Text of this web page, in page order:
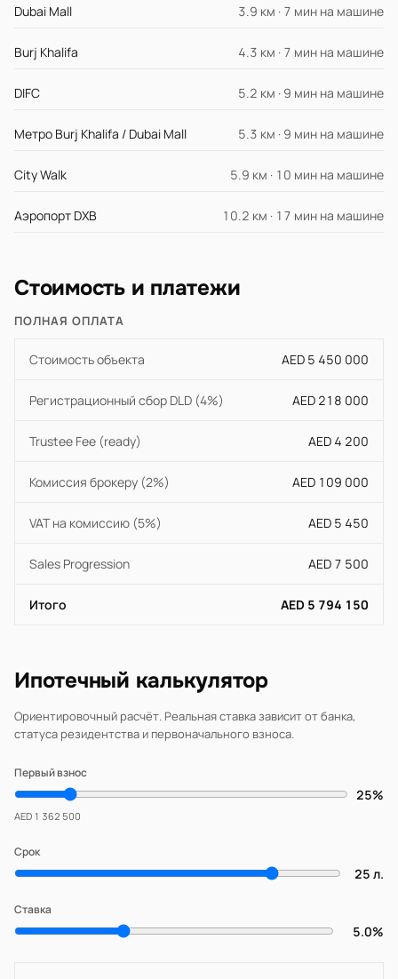
Dubai Mall 3.9 км · 7 мин на машине
Burj Khalifa 4.3 км · 7 мин на машине
DIFC 5.2 км · 9 мин на машине
Метро Burj Khalifa / Dubai Mall 5.3 км · 9 мин на машине
City Walk 5.9 км · 10 мин на машине
Аэропорт DXB 10.2 км · 17 мин на машине
Стоимость и платежи
ПОЛНАЯ ОПЛАТА
Стоимость объекта AED 5 450 000
Регистрационный сбор DLD (4%) AED 218 000
Trustee Fee (ready) AED 4 200
Комиссия брокеру (2%) AED 109 000
VAT на комиссию (5%) AED 5 450
Sales Progression AED 7 500
Итого AED 5 794 150
Ипотечный калькулятор
Ориентировочный расчёт. Реальная ставка зависит от банка,
статуса резидентства и первоначального взноса.
Первый взнос
25%
AED 1 362 500
Срок
25 л.
Ставка
5.0%